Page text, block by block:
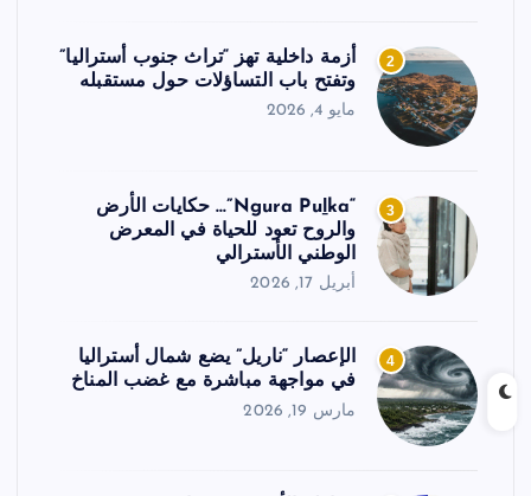
2
أزمة داخلية تهز “تراث جنوب أستراليا”
وتفتح باب التساؤلات حول مستقبله
مايو 4, 2026
3
“Ngura Puḻka”… حكايات الأرض
والروح تعود للحياة في المعرض
الوطني الأسترالي
أبريل 17, 2026
4
الإعصار “ناريل” يضع شمال أستراليا
في مواجهة مباشرة مع غضب المناخ
مارس 19, 2026